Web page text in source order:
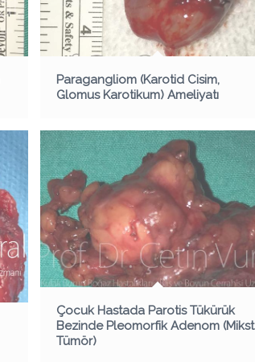
Paragangliom (Karotid Cisim,
Glomus Karotikum) Ameliyatı
Çocuk Hastada Parotis Tükürük
Bezinde Pleomorfik Adenom (Mikst
Tümör)